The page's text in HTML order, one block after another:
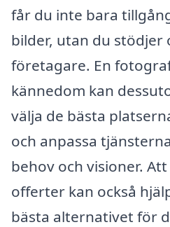
får du inte bara
bilder, utan du stödjer
företagare. En
kännedom kan
välja de bästa
och anpassa
behov och visioner.
offerter kan också
bästa alternativet för